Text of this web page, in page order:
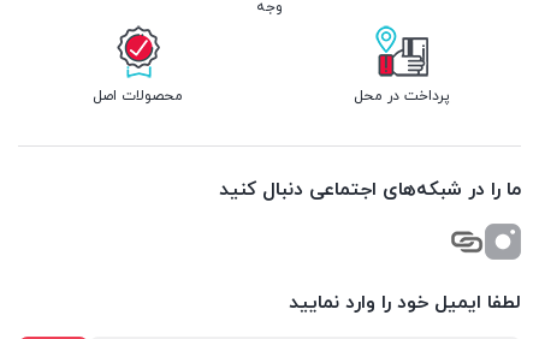
وجه
پرداخت در محل محصولات اصل
ما را در شبکه‌های اجتماعی دنبال کنید
لطفا ایمیل خود را وارد نمایید